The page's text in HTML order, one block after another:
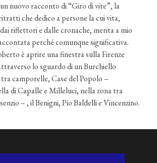
nuovo racconto di “Giro di vite”, la
che dedico a persone la cui vita,
riflettori e dalle cronache, merita a mio
perché comunque significativa.
è aprire una finestra sulla Firenze
lo sguardo di un Burchiello
camporelle, Case del Popolo –
di Capalle e Milleluci, nella zona tra
– , il Benigni, Pio Baldelli e Vincenzino.